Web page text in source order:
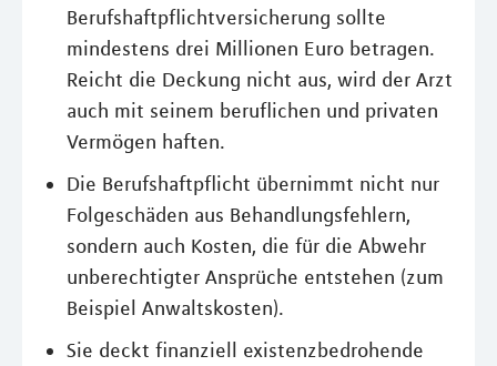
Berufshaftpflichtversicherung sollte
mindestens drei Millionen Euro betragen.
Reicht die Deckung nicht aus, wird der Arzt
auch mit seinem beruflichen und privaten
Vermögen haften.
Die Berufshaftpflicht übernimmt nicht nur
Folgeschäden aus Behandlungsfehlern,
sondern auch Kosten, die für die Abwehr
unberechtigter Ansprüche entstehen (zum
Beispiel Anwaltskosten).
Sie deckt finanziell existenzbedrohende